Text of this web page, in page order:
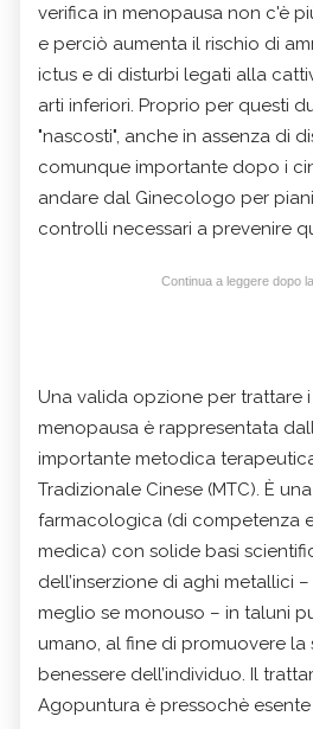
verifica in menopausa non c'è
e perciò aumenta il rischio di
ictus e di disturbi legati alla
arti inferiori. Proprio per questi
"nascosti", anche in assenza di
comunque importante dopo i
andare dal Ginecologo per
controlli necessari a prevenire
Continua a leggere dopo
Una valida opzione per trattare
menopausa è rappresentata
importante metodica
Tradizionale Cinese (MTC). È
farmacologica (di competenza
medica) con solide basi
dell’inserzione di aghi metallici
meglio se monouso – in taluni
umano, al fine di promuovere la
benessere dell’individuo. Il
Agopuntura è pressochè